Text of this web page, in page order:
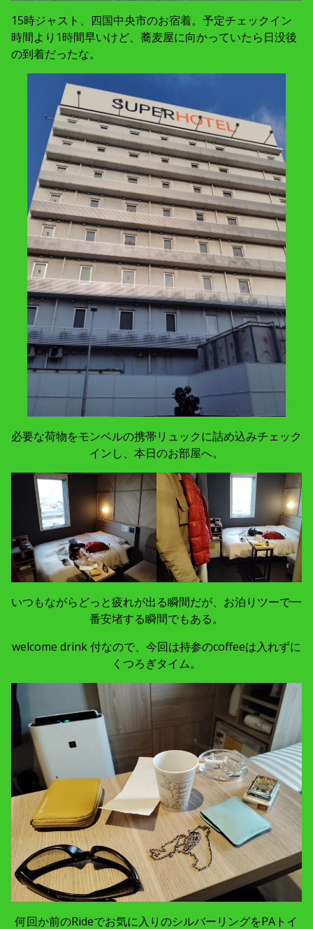
15時ジャスト、四国中央市のお宿着。予定チェックイン
時間より1時間早いけど、蕎麦屋に向かっていたら日没後
の到着だったな。
必要な荷物をモンベルの携帯リュックに詰め込みチェック
インし、本日のお部屋へ。
いつもながらどっと疲れが出る瞬間だが、お泊りツーで一
番安堵する瞬間でもある。
welcome drink 付なので、今回は持参のcoffeeは入れずに
くつろぎタイム。
何回か前のRideでお気に入りのシルバーリングをPAトイ